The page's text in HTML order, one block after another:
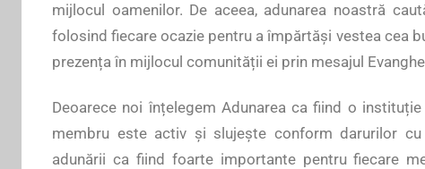
mijlocul oamenilor. De aceea, adunarea noastră
folosind fiecare ocazie pentru a împărtăși vestea cea
prezența în mijlocul comunității ei prin mesajul
Deoarece noi înțelegem Adunarea ca fiind o
membru este activ și slujește conform darurilor
adunării ca fiind foarte importante pentru fiecare